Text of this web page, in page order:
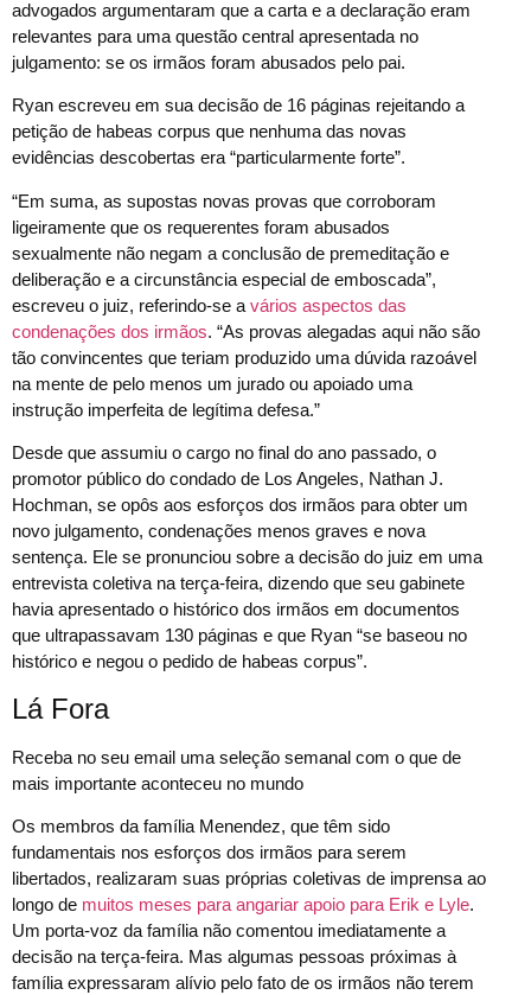
advogados argumentaram que a carta e a declaração eram
relevantes para uma questão central apresentada no
julgamento: se os irmãos foram abusados pelo pai.
Ryan escreveu em sua decisão de 16 páginas rejeitando a
petição de habeas corpus que nenhuma das novas
evidências descobertas era “particularmente forte”.
“Em suma, as supostas novas provas que corroboram
ligeiramente que os requerentes foram abusados
sexualmente não negam a conclusão de premeditação e
deliberação e a circunstância especial de emboscada”,
escreveu o juiz, referindo-se a vários aspectos das
condenações dos irmãos. “As provas alegadas aqui não são
tão convincentes que teriam produzido uma dúvida razoável
na mente de pelo menos um jurado ou apoiado uma
instrução imperfeita de legítima defesa.”
Desde que assumiu o cargo no final do ano passado, o
promotor público do condado de Los Angeles, Nathan J.
Hochman, se opôs aos esforços dos irmãos para obter um
novo julgamento, condenações menos graves e nova
sentença. Ele se pronunciou sobre a decisão do juiz em uma
entrevista coletiva na terça-feira, dizendo que seu gabinete
havia apresentado o histórico dos irmãos em documentos
que ultrapassavam 130 páginas e que Ryan “se baseou no
histórico e negou o pedido de habeas corpus”.
Lá Fora
Receba no seu email uma seleção semanal com o que de
mais importante aconteceu no mundo
Os membros da família Menendez, que têm sido
fundamentais nos esforços dos irmãos para serem
libertados, realizaram suas próprias coletivas de imprensa ao
longo de muitos meses para angariar apoio para Erik e Lyle.
Um porta-voz da família não comentou imediatamente a
decisão na terça-feira. Mas algumas pessoas próximas à
família expressaram alívio pelo fato de os irmãos não terem